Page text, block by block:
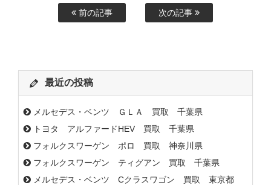
前の記事 次の記事
最近の投稿
メルセデス・ベンツ ＧＬＡ 買取 千葉県
トヨタ アルファードHEV 買取 千葉県
フォルクスワーゲン ポロ 買取 神奈川県
フォルクスワーゲン ティグアン 買取 千葉県
メルセデス・ベンツ Cクラスワゴン 買取 東京都